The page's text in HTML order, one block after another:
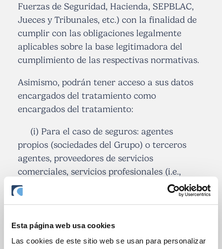
Esta página web usa cookies
Las cookies de este sitio web se usan para personalizar
Fuerzas de Seguridad, Hacienda, SEPBLAC,
Jueces y Tribunales, etc.) con la finalidad de
cumplir con las obligaciones legalmente
aplicables sobre la base legitimadora del
cumplimiento de las respectivas normativas.
Asimismo, podrán tener acceso a sus datos
encargados del tratamiento como
encargados del tratamiento:
(i) Para el caso de seguros: agentes
propios (sociedades del Grupo) o terceros
agentes, proveedores de servicios
comerciales, servicios profesionales (i.e.,
gabinetes periciales, abogados externos), y de
servicios informáticos, así como cualquier
para cualquier gestión adicional del contrato
que sea necesaria, incluida la gestión de la